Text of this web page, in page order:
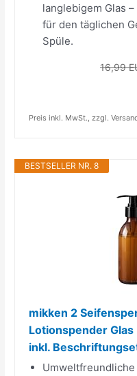
langlebigem Glas
für den täglichen
Spüle.
16,99
Preis inkl. MwSt., zzgl.
BESTSELLER NR. 8
mikken 2
Lotionspender
inkl.